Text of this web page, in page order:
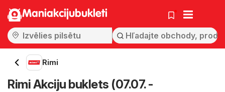
Maniakcijubukleti
Rimi
Rimi Akciju buklets (07.07. -